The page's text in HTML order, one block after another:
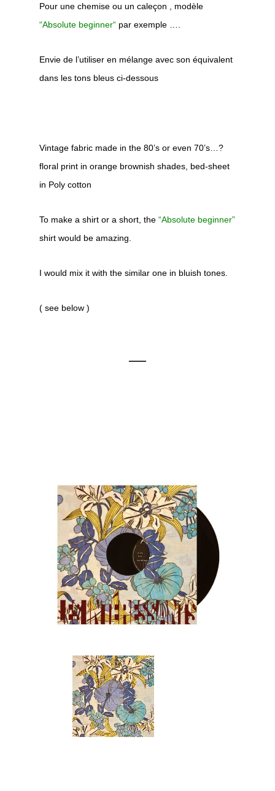
Pour une chemise ou un caleçon , modèle
“Absolute beginner“ par exemple ….
Envie de l’utiliser en mélange avec son équivalent
dans les tons bleus ci-dessous
Vintage fabric made in the 80’s or even 70’s…?
floral print in orange brownish shades, bed-sheet
in Poly cotton
To make a shirt or a short, the“Absolute beginner”
shirt would be amazing.
I would mix it with the similar one in bluish tones.
( see below )